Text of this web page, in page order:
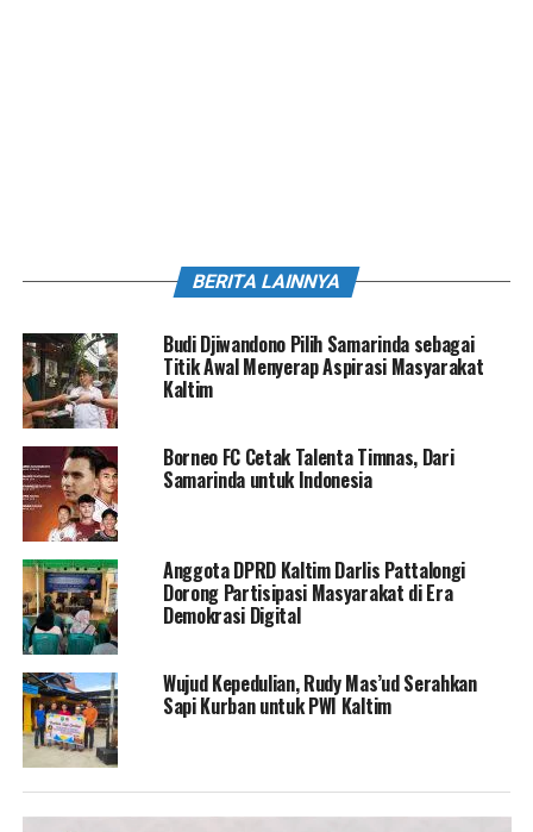
BERITA LAINNYA
Budi Djiwandono Pilih Samarinda sebagai
Titik Awal Menyerap Aspirasi Masyarakat
Kaltim
Borneo FC Cetak Talenta Timnas, Dari
Samarinda untuk Indonesia
Anggota DPRD Kaltim Darlis Pattalongi
Dorong Partisipasi Masyarakat di Era
Demokrasi Digital
Wujud Kepedulian, Rudy Mas’ud Serahkan
Sapi Kurban untuk PWI Kaltim